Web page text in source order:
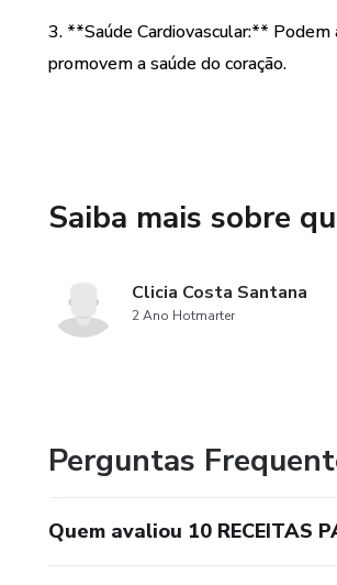
3. **Saúde Cardiovascular:** Podem
promovem a saúde do coração.
Saiba mais sobre
Clicia Costa Santana
2 Ano Hotmarter
Perguntas
Quem avaliou 10 RECEITAS